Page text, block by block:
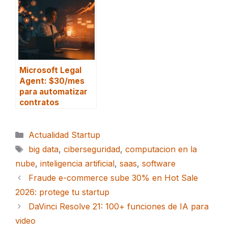
Microsoft Legal
Agent: $30/mes
para automatizar
contratos
Categorías
Actualidad Startup
Etiquetas
big data, ciberseguridad, computacion en la
nube, inteligencia artificial, saas, software
Fraude e-commerce sube 30% en Hot Sale
2026: protege tu startup
DaVinci Resolve 21: 100+ funciones de IA para
video